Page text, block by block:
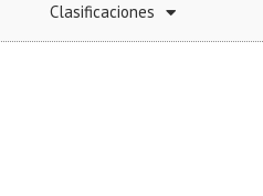
Clasificaciones